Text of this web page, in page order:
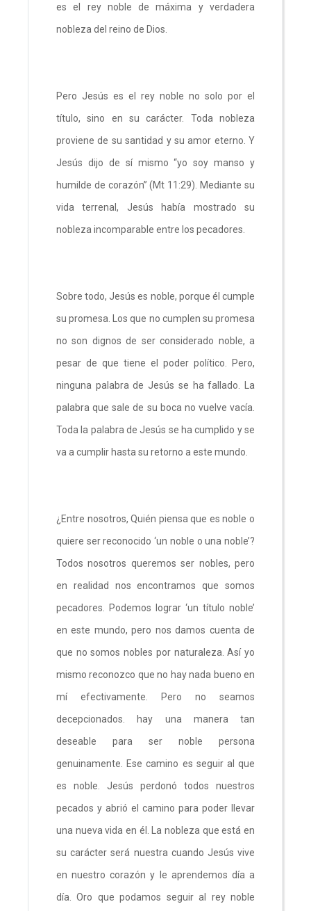
es el rey noble de máxima y verdadera
nobleza del reino de Dios.
Pero Jesús es el rey noble no solo por el
título, sino en su carácter. Toda nobleza
proviene de su santidad y su amor eterno. Y
Jesús dijo de sí mismo “yo soy manso y
humilde de corazón” (Mt 11:29). Mediante su
vida terrenal, Jesús había mostrado su
nobleza incomparable entre los pecadores.
Sobre todo, Jesús es noble, porque él cumple
su promesa. Los que no cumplen su promesa
no son dignos de ser considerado noble, a
pesar de que tiene el poder político. Pero,
ninguna palabra de Jesús se ha fallado. La
palabra que sale de su boca no vuelve vacía.
Toda la palabra de Jesús se ha cumplido y se
va a cumplir hasta su retorno a este mundo.
¿Entre nosotros, Quién piensa que es noble o
quiere ser reconocido ‘un noble o una noble’?
Todos nosotros queremos ser nobles, pero
en realidad nos encontramos que somos
pecadores. Podemos lograr ‘un título noble’
en este mundo, pero nos damos cuenta de
que no somos nobles por naturaleza. Así yo
mismo reconozco que no hay nada bueno en
mí efectivamente. Pero no seamos
decepcionados. hay una manera tan
deseable para ser noble persona
genuinamente. Ese camino es seguir al que
es noble. Jesús perdonó todos nuestros
pecados y abrió el camino para poder llevar
una nueva vida en él. La nobleza que está en
su carácter será nuestra cuando Jesús vive
en nuestro corazón y le aprendemos día a
día. Oro que podamos seguir al rey noble